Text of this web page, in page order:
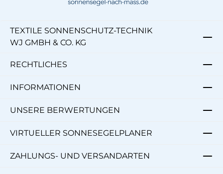
TEXTILE SONNENSCHUTZ-TECHNIK
WJ GMBH & CO. KG
RECHTLICHES
INFORMATIONEN
UNSERE BERWERTUNGEN
VIRTUELLER SONNESEGELPLANER
ZAHLUNGS- UND VERSANDARTEN